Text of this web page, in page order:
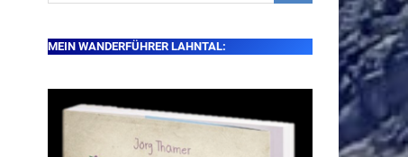
MEIN WANDERFÜHRER LAHNTAL: